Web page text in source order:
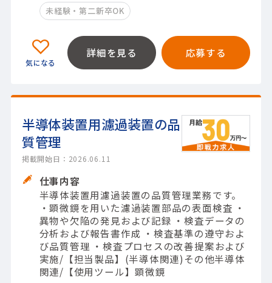
未経験・第二新卒OK
詳細を見る 応募する
半導体装置用濾過装置の品
質管理
掲載開始日：2026.06.11
仕事内容
半導体装置用濾過装置の品質管理業務です。
・顕微鏡を用いた濾過装置部品の表面検査 ・
異物や欠陥の発見および記録 ・検査データの
分析および報告書作成 ・検査基準の遵守およ
び品質管理 ・検査プロセスの改善提案および
実施/【担当製品】(半導体関連)その他半導体
関連/【使用ツール】顕微鏡